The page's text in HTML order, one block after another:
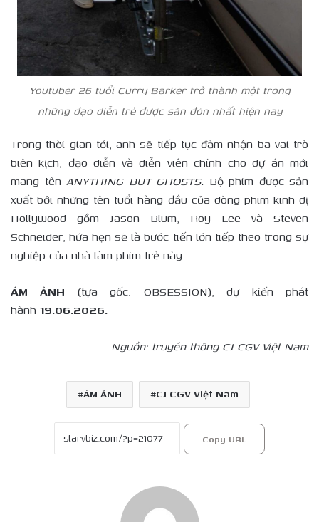
Youtuber 26 tuổi Curry Barker trở thành một trong
những đạo diễn trẻ được săn đón nhất hiện nay
Trong thời gian tới, anh sẽ tiếp tục đảm nhận ba vai trò
biên kịch, đạo diễn và diễn viên chính cho dự án mới
mang tên ANYTHING BUT GHOSTS. Bộ phim được sản
xuất bởi những tên tuổi hàng đầu của dòng phim kinh dị
Hollywood gồm Jason Blum, Roy Lee và Steven
Schneider, hứa hẹn sẽ là bước tiến lớn tiếp theo trong sự
nghiệp của nhà làm phim trẻ này.
ÁM ẢNH (tựa gốc: OBSESSION), dự kiến phát
hành 19.06.2026.
Nguồn: truyền thông CJ CGV Việt Nam
ÁM ẢNH CJ CGV Việt Nam
Copy URL